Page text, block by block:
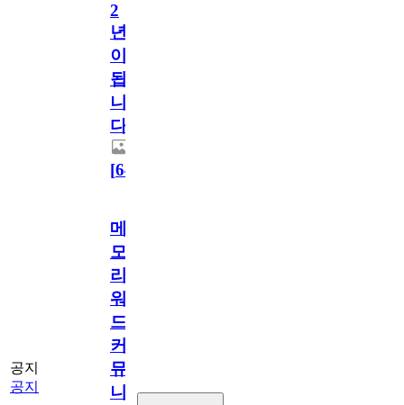
2
년
이
됩
니
다.
[64
공지
공지
메
모
리
워
드
커
뮤
니